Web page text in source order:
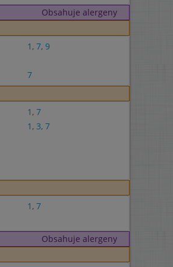
Obsahuje alergeny
1 , 7, 9
7
1 , 7
1 , 3, 7
1 , 7
Obsahuje alergeny